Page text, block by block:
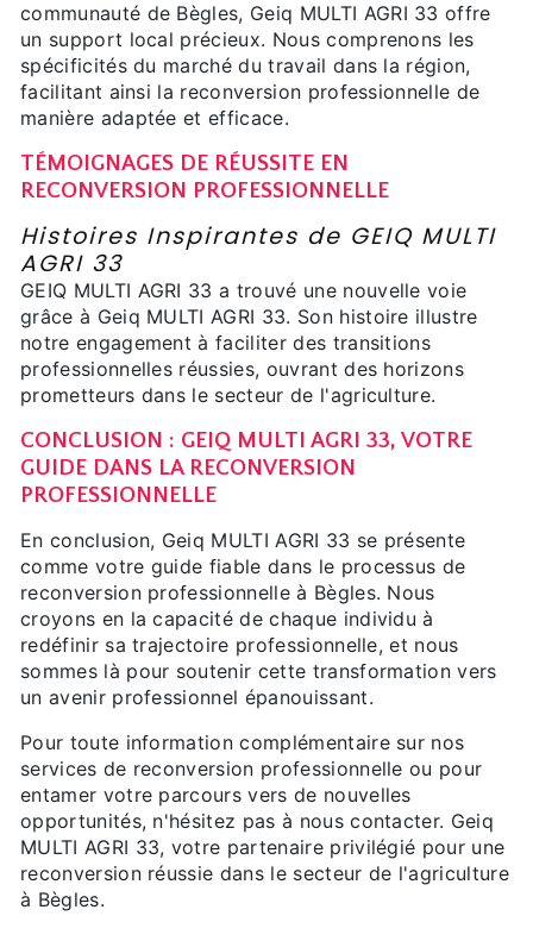
communauté de Bègles, Geiq MULTI AGRI 33 offre
un support local précieux. Nous comprenons les
spécificités du marché du travail dans la région,
facilitant ainsi la reconversion professionnelle de
manière adaptée et efficace.
TÉMOIGNAGES DE RÉUSSITE EN
RECONVERSION PROFESSIONNELLE
Histoires Inspirantes de GEIQ MULTI
AGRI 33
GEIQ MULTI AGRI 33 a trouvé une nouvelle voie
grâce à Geiq MULTI AGRI 33. Son histoire illustre
notre engagement à faciliter des transitions
professionnelles réussies, ouvrant des horizons
prometteurs dans le secteur de l'agriculture.
CONCLUSION : GEIQ MULTI AGRI 33, VOTRE
GUIDE DANS LA RECONVERSION
PROFESSIONNELLE
En conclusion, Geiq MULTI AGRI 33 se présente
comme votre guide fiable dans le processus de
reconversion professionnelle à Bègles. Nous
croyons en la capacité de chaque individu à
redéfinir sa trajectoire professionnelle, et nous
sommes là pour soutenir cette transformation vers
un avenir professionnel épanouissant.
Pour toute information complémentaire sur nos
services de reconversion professionnelle ou pour
entamer votre parcours vers de nouvelles
opportunités, n'hésitez pas à nous contacter. Geiq
MULTI AGRI 33, votre partenaire privilégié pour une
reconversion réussie dans le secteur de l'agriculture
à Bègles.